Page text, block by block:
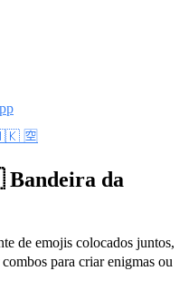
🈳
da
de emojis colocados juntos,
para criar enigmas ou